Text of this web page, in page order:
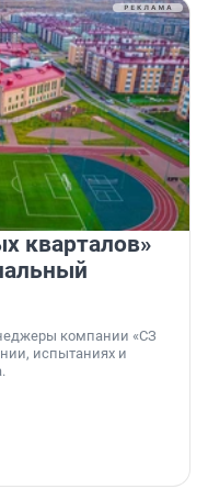
кварталов»
компании «СЗ
испытаниях и